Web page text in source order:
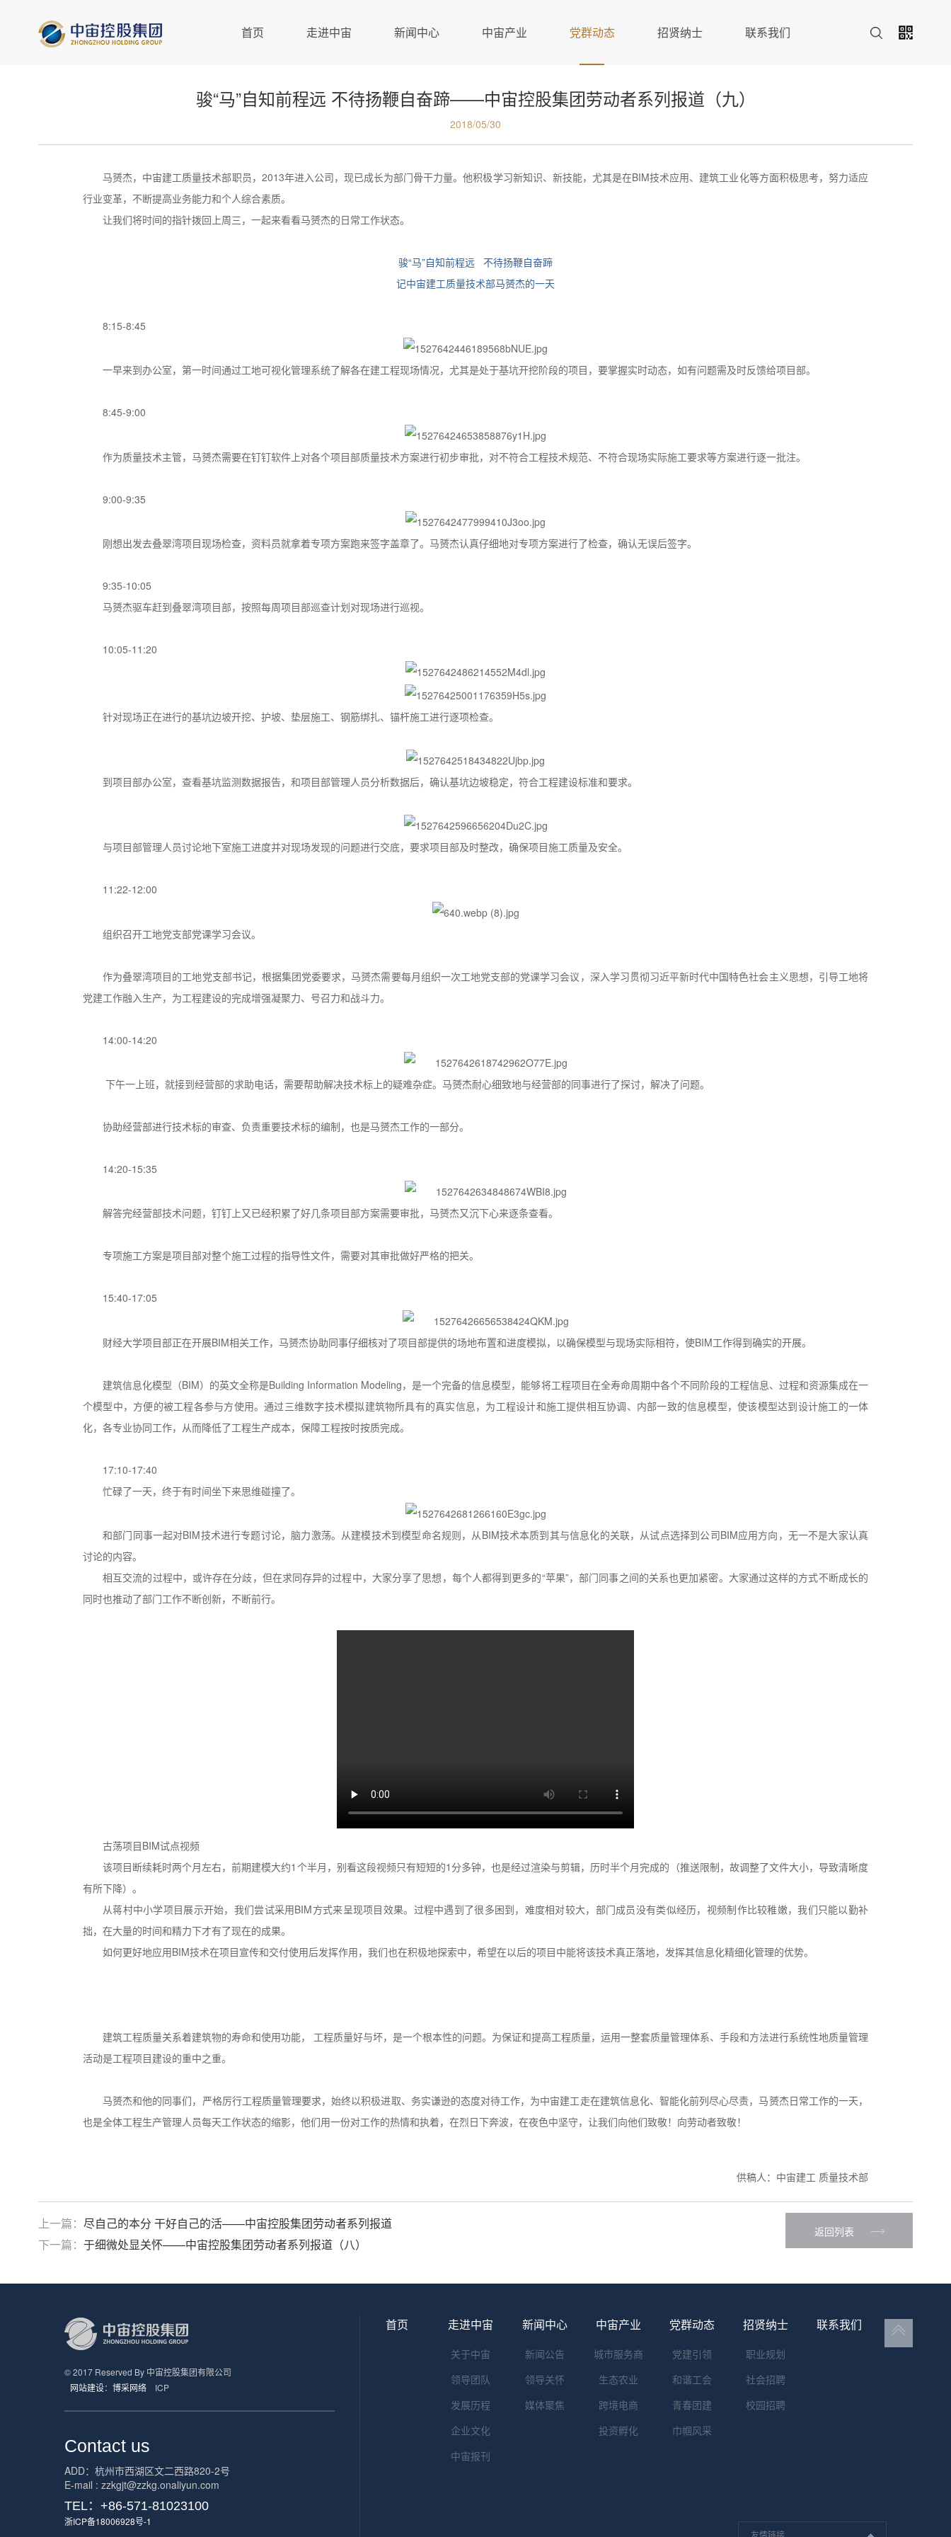
首页 走进中宙 新闻中心 中宙产业 党群动态 招贤纳士 联系我们
骏“马”自知前程远 不待扬鞭自奋蹄——中宙控股集团劳动者系列报道（九）
2018/05/30
马赟杰，中宙建工质量技术部职员，2013年进入公司，现已成长为部门骨干力量。他积极学习新知识、新技能，尤其是在BIM技术应用、建筑工业化等方面积极思考，努力适应
行业变革，不断提高业务能力和个人综合素质。
让我们将时间的指针拨回上周三，一起来看看马赟杰的日常工作状态。
骏“马”自知前程远 不待扬鞭自奋蹄
记中宙建工质量技术部马赟杰的一天
8:15-8:45
一早来到办公室，第一时间通过工地可视化管理系统了解各在建工程现场情况，尤其是处于基坑开挖阶段的项目，要掌握实时动态，如有问题需及时反馈给项目部。
8:45-9:00
作为质量技术主管，马赟杰需要在钉钉软件上对各个项目部质量技术方案进行初步审批，对不符合工程技术规范、不符合现场实际施工要求等方案进行逐一批注。
9:00-9:35
刚想出发去叠翠湾项目现场检查，资料员就拿着专项方案跑来签字盖章了。马赟杰认真仔细地对专项方案进行了检查，确认无误后签字。
9:35-10:05
马赟杰驱车赶到叠翠湾项目部，按照每周项目部巡查计划对现场进行巡视。
10:05-11:20
针对现场正在进行的基坑边坡开挖、护坡、垫层施工、钢筋绑扎、锚杆施工进行逐项检查。
到项目部办公室，查看基坑监测数据报告，和项目部管理人员分析数据后，确认基坑边坡稳定，符合工程建设标准和要求。
与项目部管理人员讨论地下室施工进度并对现场发现的问题进行交底，要求项目部及时整改，确保项目施工质量及安全。
11:22-12:00
组织召开工地党支部党课学习会议。
作为叠翠湾项目的工地党支部书记，根据集团党委要求，马赟杰需要每月组织一次工地党支部的党课学习会议，深入学习贯彻习近平新时代中国特色社会主义思想，引导工地将
党建工作融入生产，为工程建设的完成增强凝聚力、号召力和战斗力。
14:00-14:20
下午一上班，就接到经营部的求助电话，需要帮助解决技术标上的疑难杂症。马赟杰耐心细致地与经营部的同事进行了探讨，解决了问题。
协助经营部进行技术标的审查、负责重要技术标的编制，也是马赟杰工作的一部分。
14:20-15:35
解答完经营部技术问题，钉钉上又已经积累了好几条项目部方案需要审批，马赟杰又沉下心来逐条查看。
专项施工方案是项目部对整个施工过程的指导性文件，需要对其审批做好严格的把关。
15:40-17:05
财经大学项目部正在开展BIM相关工作，马赟杰协助同事仔细核对了项目部提供的场地布置和进度模拟，以确保模型与现场实际相符，使BIM工作得到确实的开展。
建筑信息化模型（BIM）的英文全称是Building Information Modeling，是一个完备的信息模型，能够将工程项目在全寿命周期中各个不同阶段的工程信息、过程和资源集成在一
个模型中，方便的被工程各参与方使用。通过三维数字技术模拟建筑物所具有的真实信息，为工程设计和施工提供相互协调、内部一致的信息模型，使该模型达到设计施工的一体
化，各专业协同工作，从而降低了工程生产成本，保障工程按时按质完成。
17:10-17:40
忙碌了一天，终于有时间坐下来思维碰撞了。
和部门同事一起对BIM技术进行专题讨论，脑力激荡。从建模技术到模型命名规则，从BIM技术本质到其与信息化的关联，从试点选择到公司BIM应用方向，无一不是大家认真
讨论的内容。
相互交流的过程中，或许存在分歧，但在求同存异的过程中，大家分享了思想，每个人都得到更多的“苹果”，部门同事之间的关系也更加紧密。大家通过这样的方式不断成长的
同时也推动了部门工作不断创新，不断前行。
古荡项目BIM试点视频
该项目断续耗时两个月左右，前期建模大约1个半月，别看这段视频只有短短的1分多钟，也是经过渲染与剪辑，历时半个月完成的（推送限制，故调整了文件大小，导致清晰度
有所下降）。
从蒋村中小学项目展示开始，我们尝试采用BIM方式来呈现项目效果。过程中遇到了很多困到，难度相对较大，部门成员没有类似经历，视频制作比较稚嫩，我们只能以勤补
拙，在大量的时间和精力下才有了现在的成果。
如何更好地应用BIM技术在项目宣传和交付使用后发挥作用，我们也在积极地探索中，希望在以后的项目中能将该技术真正落地，发挥其信息化精细化管理的优势。
建筑工程质量关系着建筑物的寿命和使用功能， 工程质量好与坏，是一个根本性的问题。为保证和提高工程质量，运用一整套质量管理体系、手段和方法进行系统性地质量管理
活动是工程项目建设的重中之重。
马赟杰和他的同事们，严格厉行工程质量管理要求，始终以积极进取、务实谦逊的态度对待工作，为中宙建工走在建筑信息化、智能化前列尽心尽责，马赟杰日常工作的一天，
也是全体工程生产管理人员每天工作状态的缩影，他们用一份对工作的热情和执着，在烈日下奔波，在夜色中坚守，让我们向他们致敬！向劳动者致敬！
供稿人：中宙建工 质量技术部
上一篇： 尽自己的本分 干好自己的活——中宙控股集团劳动者系列报道
下一篇： 于细微处显关怀——中宙控股集团劳动者系列报道（八）
返回列表
© 2017 Reserved By 中宙控股集团有限公司
网站建设： 博采网络ICP
Contact us
ADD：杭州市西湖区文二西路820-2号
E-mail : zzkgjt@zzkg.onaliyun.com
TEL：+86-571-81023100
浙ICP备18006928号-1
首页 走进中宙
关于中宙
领导团队
发展历程
企业文化
中宙报刊
新闻中心
新闻公告
领导关怀
媒体聚焦
中宙产业
城市服务商
生态农业
跨境电商
投资孵化
党群动态
党建引领
和谐工会
青春团建
巾帼风采
招贤纳士
职业规划
社会招聘
校园招聘
联系我们
友情链接